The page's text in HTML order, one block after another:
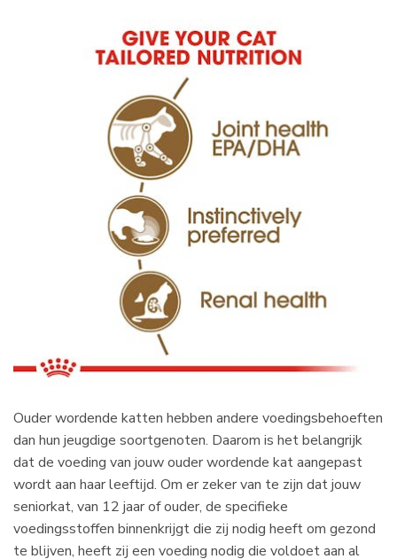
Ouder wordende katten hebben andere voedingsbehoeften
dan hun jeugdige soortgenoten. Daarom is het belangrijk
dat de voeding van jouw ouder wordende kat aangepast
wordt aan haar leeftijd. Om er zeker van te zijn dat jouw
seniorkat, van 12 jaar of ouder, de specifieke
voedingsstoffen binnenkrijgt die zij nodig heeft om gezond
te blijven, heeft zij een voeding nodig die voldoet aan al